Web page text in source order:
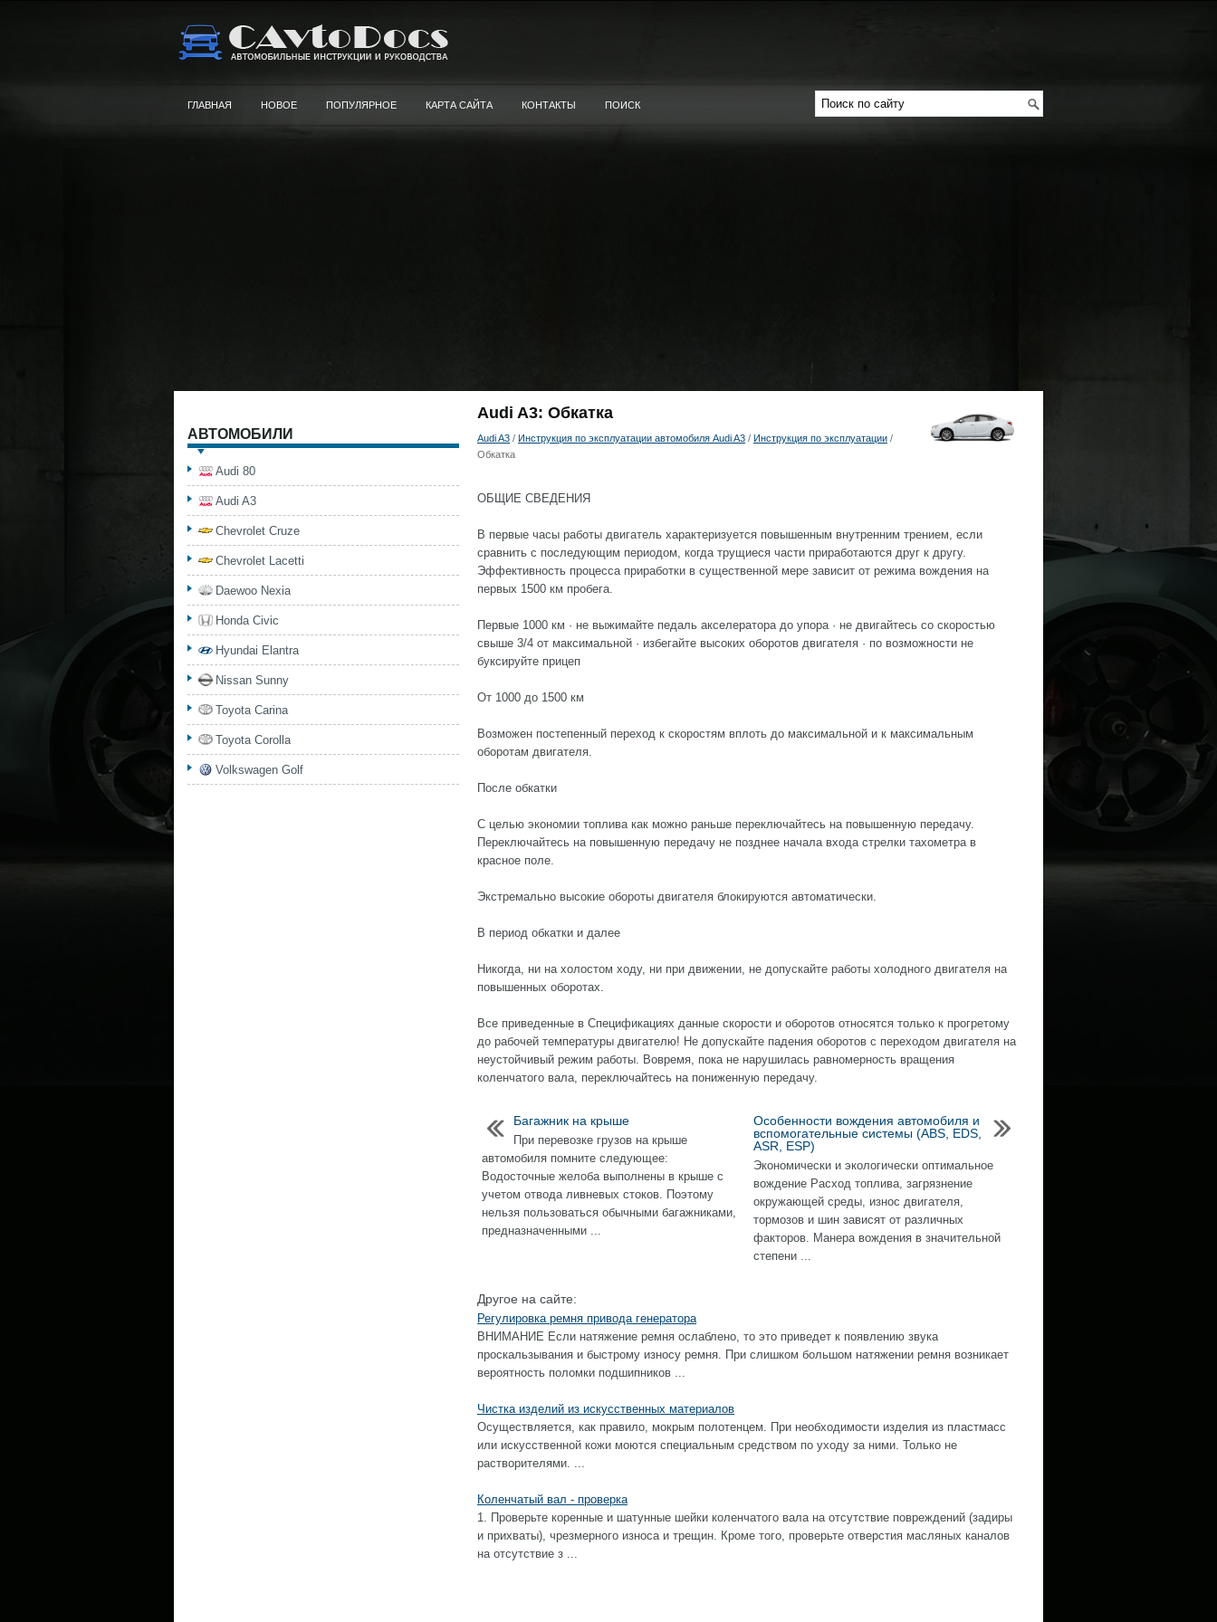
ГЛАВНАЯ НОВОЕ ПОПУЛЯРНОЕ КАРТА САЙТА КОНТАКТЫ ПОИСК
Audi A3: Обкатка
Audi A3 / Инструкция по эксплуатации автомобиля Audi A3 / Инструкция по эксплуатации /
Обкатка
ОБЩИЕ СВЕДЕНИЯ
В первые часы работы двигатель характеризуется повышенным внутренним трением, если
сравнить с последующим периодом, когда трущиеся части приработаются друг к другу.
Эффективность процесса приработки в существенной мере зависит от режима вождения на
первых 1500 км пробега.
Первые 1000 км · не выжимайте педаль акселератора до упора · не двигайтесь со скоростью
свыше 3/4 от максимальной · избегайте высоких оборотов двигателя · по возможности не
буксируйте прицеп
От 1000 до 1500 км
Возможен постепенный переход к скоростям вплоть до максимальной и к максимальным
оборотам двигателя.
После обкатки
С целью экономии топлива как можно раньше переключайтесь на повышенную передачу.
Переключайтесь на повышенную передачу не позднее начала входа стрелки тахометра в
красное поле.
Экстремально высокие обороты двигателя блокируются автоматически.
В период обкатки и далее
Никогда, ни на холостом ходу, ни при движении, не допускайте работы холодного двигателя на
повышенных оборотах.
Все приведенные в Спецификациях данные скорости и оборотов относятся только к прогретому
до рабочей температуры двигателю! Не допускайте падения оборотов с переходом двигателя на
неустойчивый режим работы. Вовремя, пока не нарушилась равномерность вращения
коленчатого вала, переключайтесь на пониженную передачу.
Багажник на крыше
При перевозке грузов на крыше
автомобиля помните следующее:
Водосточные желоба выполнены в крыше с
учетом отвода ливневых стоков. Поэтому
нельзя пользоваться обычными багажниками,
предназначенными ...
Особенности вождения автомобиля и
вспомогательные системы (ABS, EDS,
ASR, ESP)
Экономически и экологически оптимальное
вождение Расход топлива, загрязнение
окружающей среды, износ двигателя,
тормозов и шин зависят от различных
факторов. Манера вождения в значительной
степени ...
Другое на сайте:
Регулировка ремня привода генератора
ВНИМАНИЕ Если натяжение ремня ослаблено, то это приведет к появлению звука
проскальзывания и быстрому износу ремня. При слишком большом натяжении ремня возникает
вероятность поломки подшипников ...
Чистка изделий из искусственных материалов
Осуществляется, как правило, мокрым полотенцем. При необходимости изделия из пластмасс
или искусственной кожи моются специальным средством по уходу за ними. Только не
растворителями. ...
Коленчатый вал - проверка
1. Проверьте коренные и шатунные шейки коленчатого вала на отсутствие повреждений (задиры
и прихваты), чрезмерного износа и трещин. Кроме того, проверьте отверстия масляных каналов
на отсутствие з ...
АВТОМОБИЛИ
Audi 80
Audi A3
Chevrolet Cruze
Chevrolet Lacetti
Daewoo Nexia
Honda Civic
Hyundai Elantra
Nissan Sunny
Toyota Carina
Toyota Corolla
Volkswagen Golf